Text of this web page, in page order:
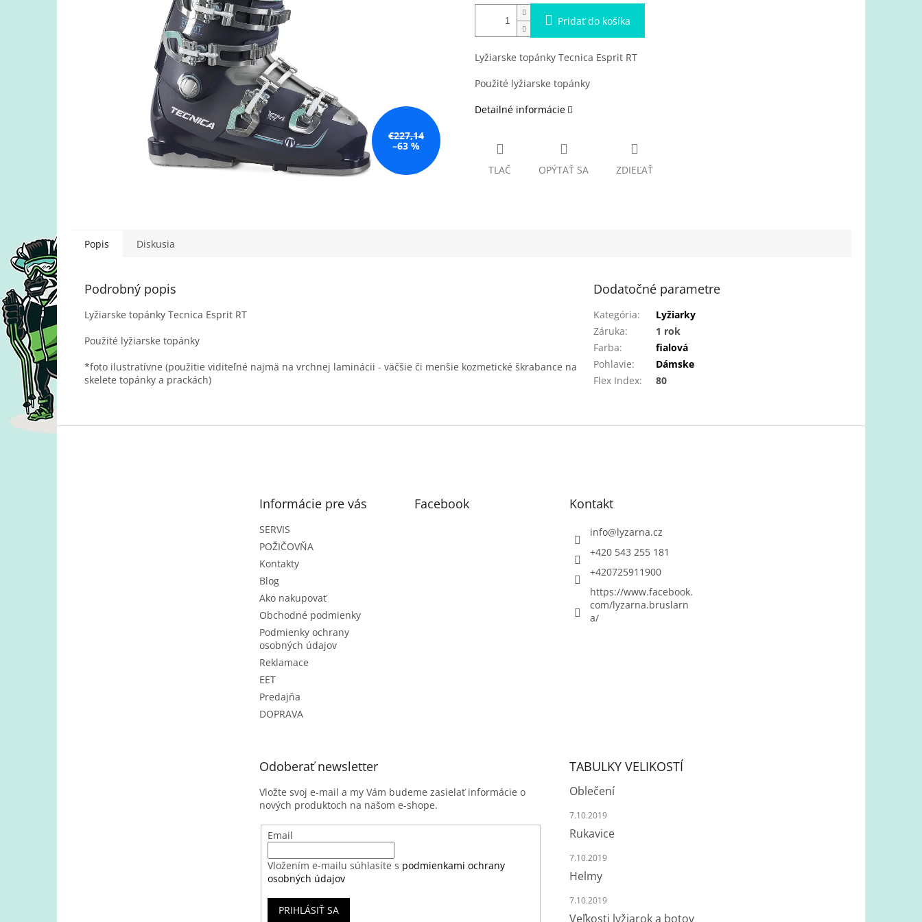
€227,14
–63 %
Pridať do košíka
Lyžiarske topánky Tecnica Esprit RT
Použité lyžiarske topánky
Detailné informácie
TLAČ OPÝTAŤ SA ZDIEĽAŤ
Popis Diskusia
Podrobný popis
Lyžiarske topánky Tecnica Esprit RT
Použité lyžiarske topánky
*foto ilustratívne (použitie viditeľné najmä na vrchnej laminácii - väčšie či menšie kozmetické škrabance na
skelete topánky a prackách)
Dodatočné parametre
Kategória:
Lyžiarky
Záruka:
1 rok
Farba:
fialová
Pohlavie:
Dámske
Flex Index: 80
Informácie pre vás
SERVIS
POŽIČOVŇA
Kontakty
Blog
Ako nakupovať
Obchodné podmienky
Podmienky ochrany
osobných údajov
Reklamace
EET
Predajňa
DOPRAVA
Facebook Kontakt
info@lyzarna.cz
+420 543 255 181
+420725911900
https://www.facebook.
com/lyzarna.bruslarn
a/
Odoberať newsletter
Vložte svoj e-mail a my Vám budeme zasielať informácie o
nových produktoch na našom e-shope.
Email
Vložením e-mailu súhlasíte s podmienkami ochrany
osobných údajov
PRIHLÁSIŤ SA
TABULKY VELIKOSTÍ
Oblečení
7.10.2019
Rukavice
7.10.2019
Helmy
7.10.2019
Veľkosti lyžiarok a botov